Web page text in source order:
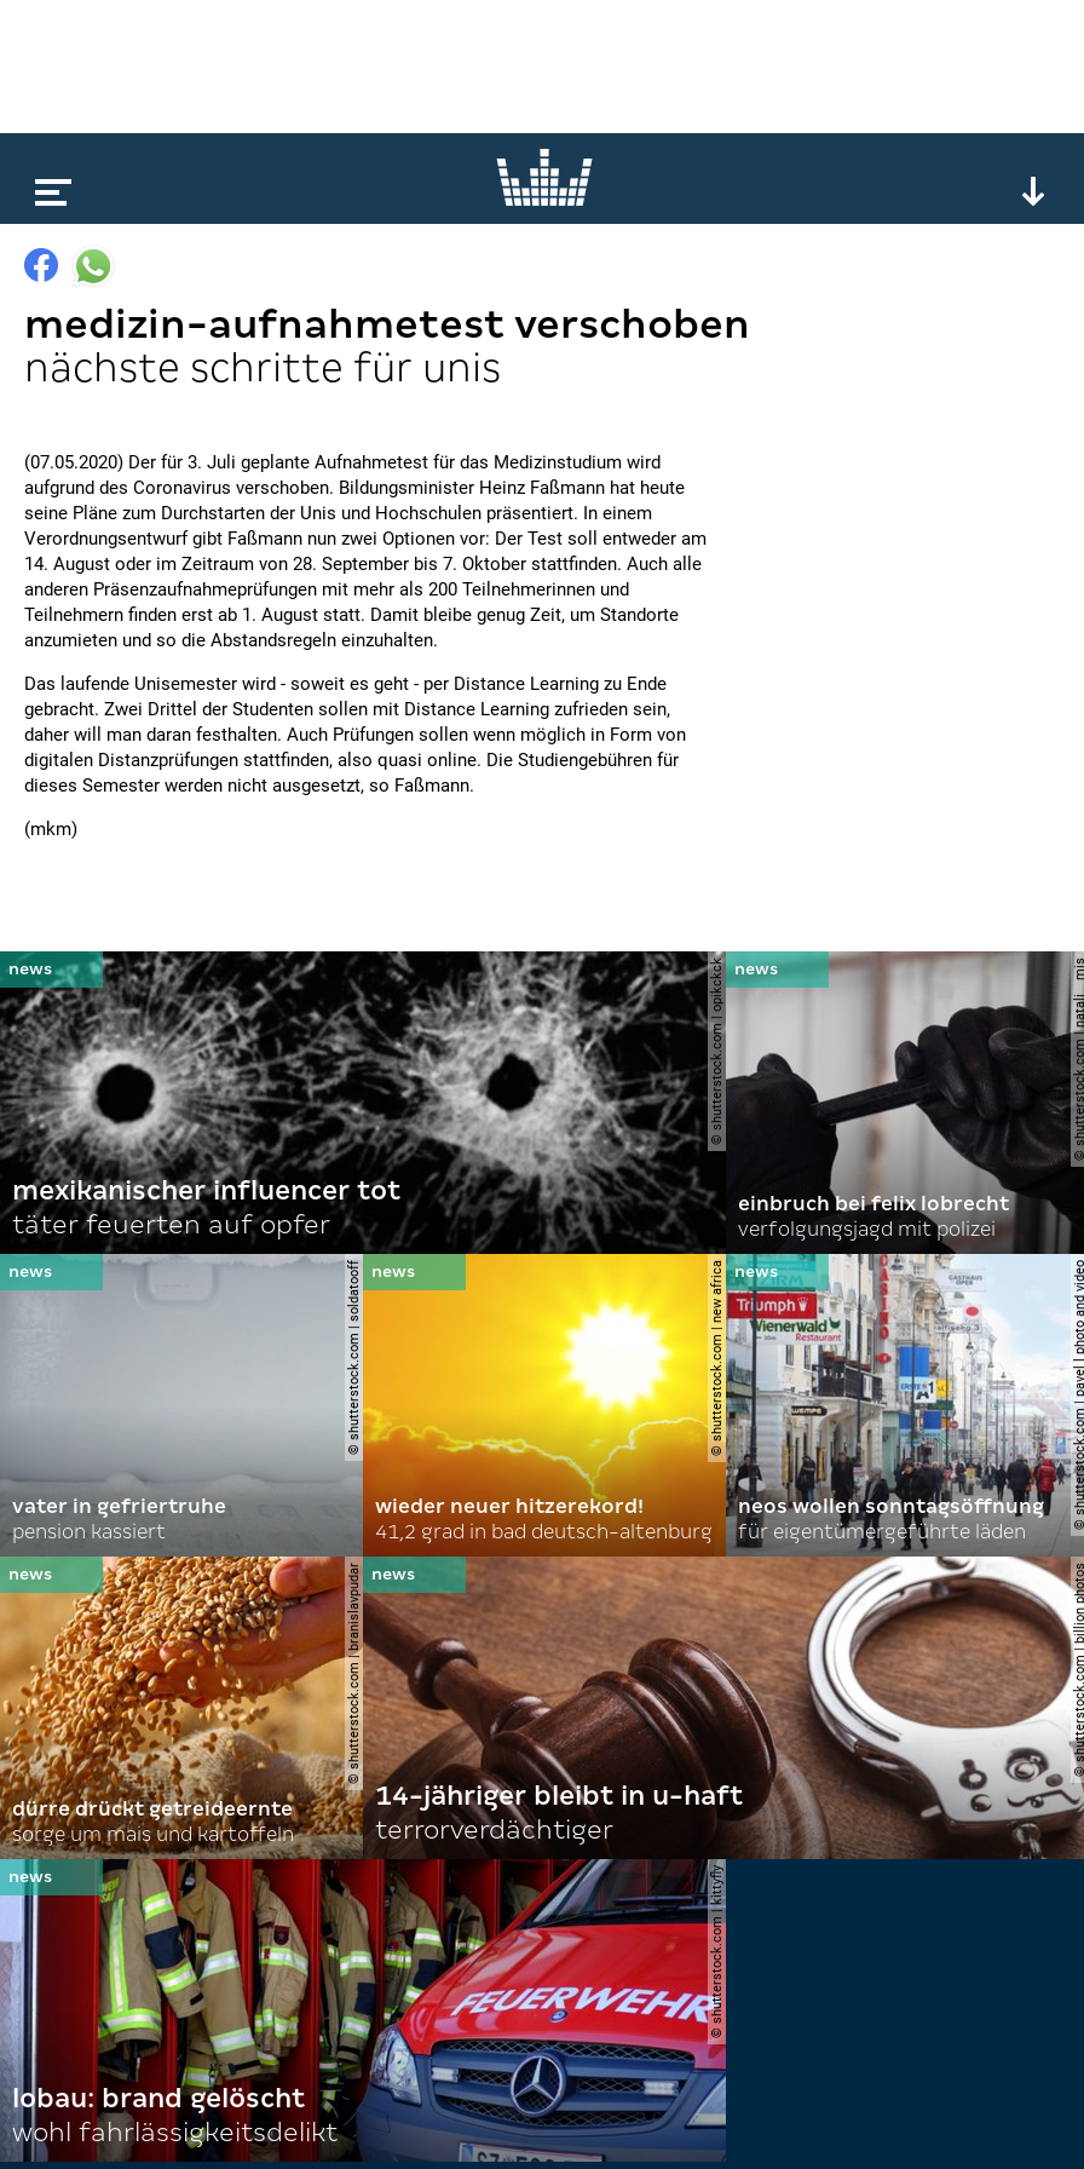
medizin-aufnahmetest verschoben
nächste schritte für unis
(07.05.2020) Der für 3. Juli geplante Aufnahmetest für das Medizinstudium wird
aufgrund des Coronavirus verschoben. Bildungsminister Heinz Faßmann hat heute
seine Pläne zum Durchstarten der Unis und Hochschulen präsentiert. In einem
Verordnungsentwurf gibt Faßmann nun zwei Optionen vor: Der Test soll entweder am
14. August oder im Zeitraum von 28. September bis 7. Oktober stattfinden. Auch alle
anderen Präsenzaufnahmeprüfungen mit mehr als 200 Teilnehmerinnen und
Teilnehmern finden erst ab 1. August statt. Damit bleibe genug Zeit, um Standorte
anzumieten und so die Abstandsregeln einzuhalten.
Das laufende Unisemester wird - soweit es geht - per Distance Learning zu Ende
gebracht. Zwei Drittel der Studenten sollen mit Distance Learning zufrieden sein,
daher will man daran festhalten. Auch Prüfungen sollen wenn möglich in Form von
digitalen Distanzprüfungen stattfinden, also quasi online. Die Studiengebühren für
dieses Semester werden nicht ausgesetzt, so Faßmann.
(mkm)
© shutterstock.com | opikckck
mexikanischer influencer tot
täter feuerten auf opfer
©
einbruch bei felix lobrecht
verfolgungsjagd mit polizei
© shutterstock.com | soldatooff
vater in gefriertruhe
pension kassiert
© shutterstock.com | new africa
wieder neuer hitzerekord!
41,2 grad in bad deutsch-altenburg
©
neos wollen sonntagsöffnung
für eigentümergeführte läden
© shutterstock.com | branislavpudar
dürre drückt getreideernte
sorge um mais und kartoffeln
©
14-jähriger bleibt in u-haft
terrorverdächtiger
© shutterstock.com | kittyfly
lobau: brand gelöscht
wohl fahrlässigkeitsdelikt